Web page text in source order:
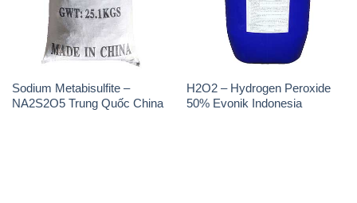
Sodium Metabisulfite –
NA2S2O5 Trung Quốc China
H2O2 – Hydrogen Peroxide
50% Evonik Indonesia